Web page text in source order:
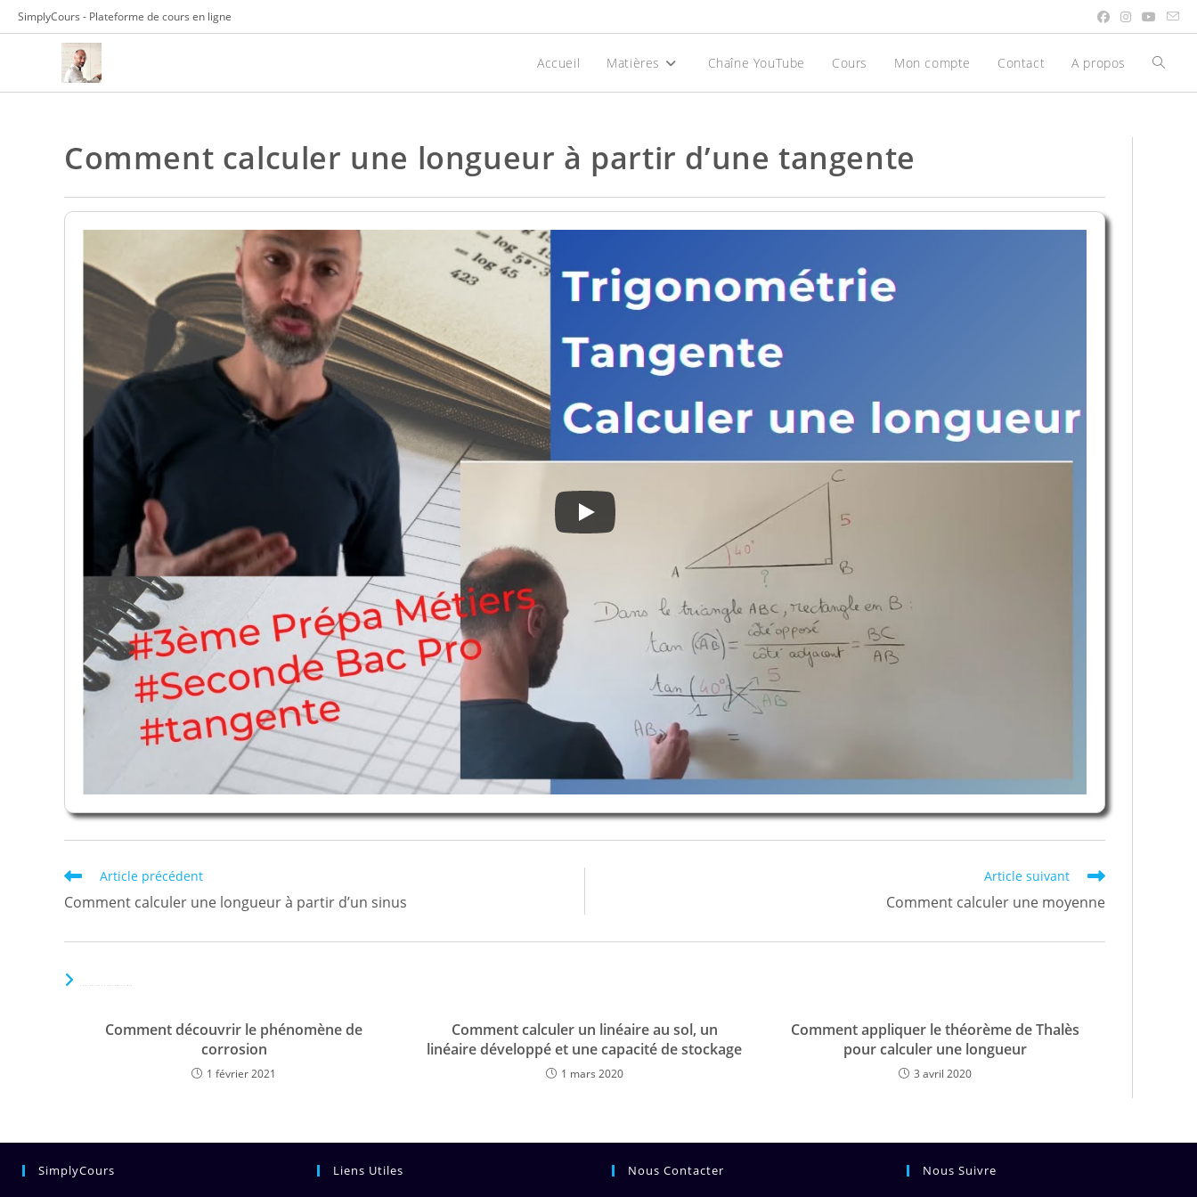
Skip
to
SimplyCours - Plateforme de cours en ligne
Accueil Matières Chaîne YouTube Cours Mon compte Contact A propos Toggle
Comment calculer une longueur à partir d’une tangente
Read
articles
Article précédent
Comment calculer une longueur à partir d’un sinus
Article suivant
Comment calculer une moyenne
Comment découvrir le phénomène de
corrosion
1 février 2021
Comment calculer un linéaire au sol, un
linéaire développé et une capacité de stockage
1 mars 2020
Comment appliquer le théorème de Thalès
pour calculer une longueur
3 avril 2020
SimplyCours Liens Utiles Nous Contacter Nous Suivre